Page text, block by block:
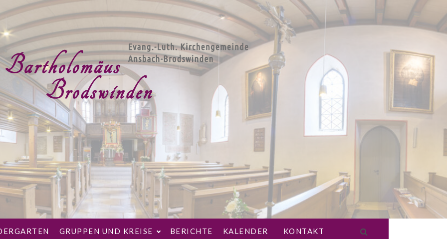
Luth. Kirchengemeinde St.
Brodswinden
GRUPPEN UND KREISE BERICHTE KALENDER KONTAKT